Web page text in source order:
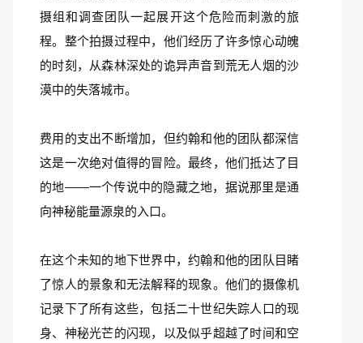
摄组和调查团队一起展开这个危险而刺激的旅
程。整个拍摄过程中，他们经历了许多惊心动魄
的时刻，从森林深处的诡异声音到荒无人烟的沙
漠中的失落城市。
费用的支出不断增加，但约翰和他的团队都深信
这是一次绝对值得的冒险。最终，他们抵达了目
的地——一个传说中的隐藏之地，据说那里是通
向神秘能量源泉的入口。
在这个未知的地下世界中，约翰和他的团队目睹
了惊人的景象和无法解释的现象。他们的摄像机
记录下了所有这些，包括二十世纪失踪人口的现
身、神秘光芒的闪现，以及似乎超越了时间和空